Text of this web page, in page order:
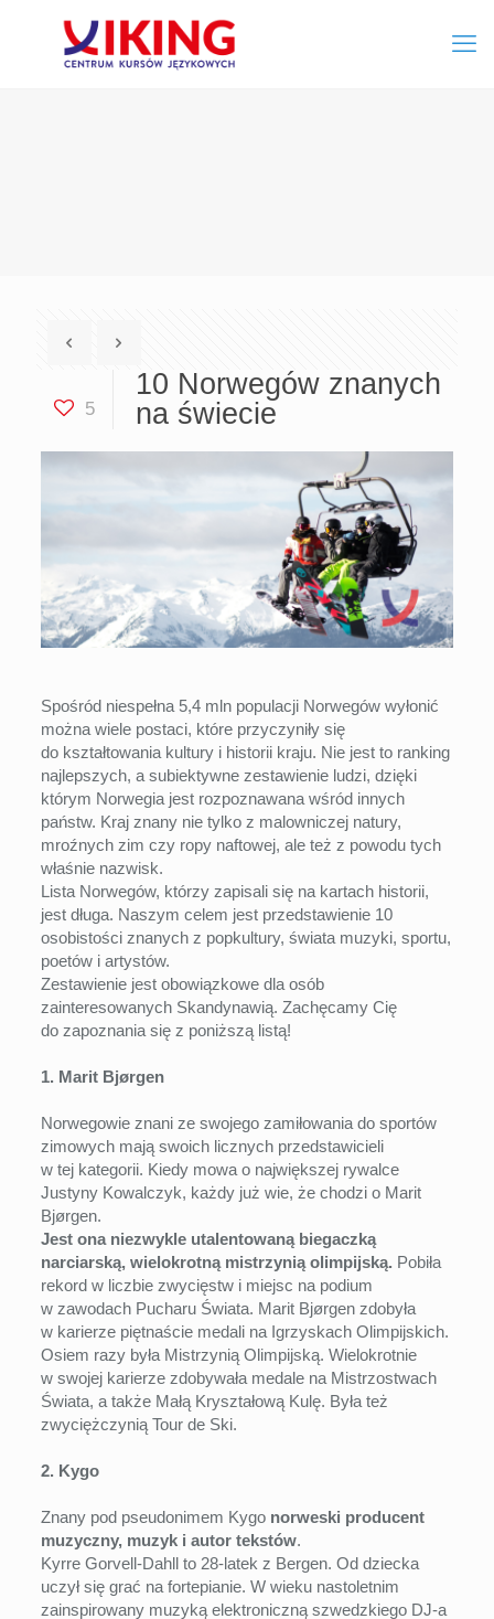
5
10 Norwegów znanych
na świecie
Spośród niespełna 5,4 mln populacji Norwegów wyłonić
można wiele postaci, które przyczyniły się
do kształtowania kultury i historii kraju. Nie jest to ranking
najlepszych, a subiektywne zestawienie ludzi, dzięki
którym Norwegia jest rozpoznawana wśród innych
państw. Kraj znany nie tylko z malowniczej natury,
mroźnych zim czy ropy naftowej, ale też z powodu tych
właśnie nazwisk.
Lista Norwegów, którzy zapisali się na kartach historii,
jest długa. Naszym celem jest przedstawienie 10
osobistości znanych z popkultury, świata muzyki, sportu,
poetów i artystów.
Zestawienie jest obowiązkowe dla osób
zainteresowanych Skandynawią. Zachęcamy Cię
do zapoznania się z poniższą listą!
1. Marit Bjørgen
Norwegowie znani ze swojego zamiłowania do sportów
zimowych mają swoich licznych przedstawicieli
w tej kategorii. Kiedy mowa o największej rywalce
Justyny Kowalczyk, każdy już wie, że chodzi o Marit
Bjørgen.
Jest ona niezwykle utalentowaną biegaczką
narciarską, wielokrotną mistrzynią olimpijską. Pobiła
rekord w liczbie zwycięstw i miejsc na podium
w zawodach Pucharu Świata. Marit Bjørgen zdobyła
w karierze piętnaście medali na Igrzyskach Olimpijskich.
Osiem razy była Mistrzynią Olimpijską. Wielokrotnie
w swojej karierze zdobywała medale na Mistrzostwach
Świata, a także Małą Kryształową Kulę. Była też
zwyciężczynią Tour de Ski.
2. Kygo
Znany pod pseudonimem Kygo norweski producent
muzyczny, muzyk i autor tekstów.
Kyrre Gorvell-Dahll to 28-latek z Bergen. Od dziecka
uczył się grać na fortepianie. W wieku nastoletnim
zainspirowany muzyką elektroniczną szwedzkiego DJ-a